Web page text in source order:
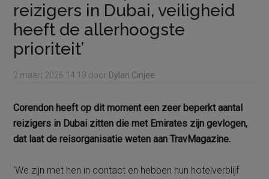
reizigers in Dubai, veiligheid
heeft de allerhoogste
prioriteit’
2 maart 2026 14:13 door Dylan Cinjee
Corendon heeft op dit moment een zeer beperkt aantal
reizigers in Dubai zitten die met Emirates zijn gevlogen,
dat laat de reisorganisatie weten aan TravMagazine.
‘We zijn met hen in contact en hebben hun hotelverblijf